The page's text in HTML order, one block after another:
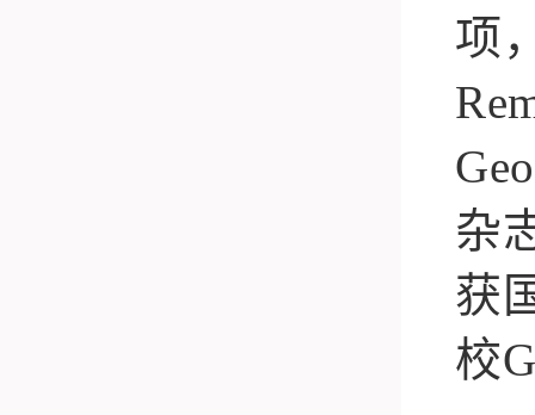
项
杂
获
校